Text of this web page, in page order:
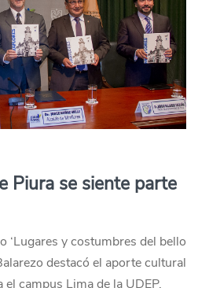
Piura se siente parte
‘Lugares y costumbres del bello
destacó el aporte cultural
campus Lima de la UDEP.